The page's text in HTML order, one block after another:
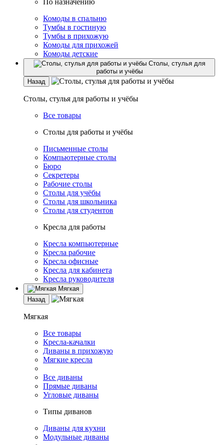
По назначению
Комоды в спальню
Тумбы в гостиную
Тумбы в прихожую
Комоды для прихожей
Комоды детские
Столы, стулья для
работы и учёбы
Назад
Столы, стулья для работы и учёбы
Все товары
Столы для работы и учёбы
Письменные столы
Компьютерные столы
Бюро
Секретеры
Рабочие столы
Столы для учёбы
Столы для школьника
Столы для студентов
Кресла для работы
Кресла компьютерные
Кресла рабочие
Кресла офисные
Кресла для кабинета
Кресла руководителя
Мягкая
Назад
Мягкая
Все товары
Кресла-качалки
Диваны в прихожую
Мягкие кресла
Все диваны
Прямые диваны
Угловые диваны
Типы диванов
Диваны для кухни
Модульные диваны